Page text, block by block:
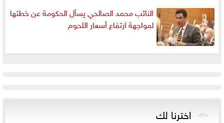
النائب محمد الصالحي يسأل الحكومة عن خطتها
لمواجهة ارتفاع أسعار اللحوم
اخترنا لك